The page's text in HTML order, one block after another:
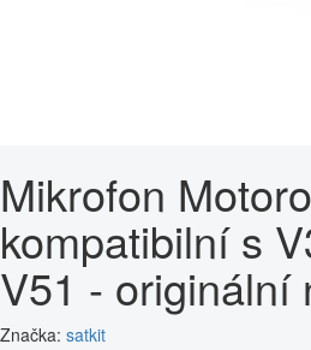
Mikrofon
kompatibilní s
V51 - originální
Značka: satkit